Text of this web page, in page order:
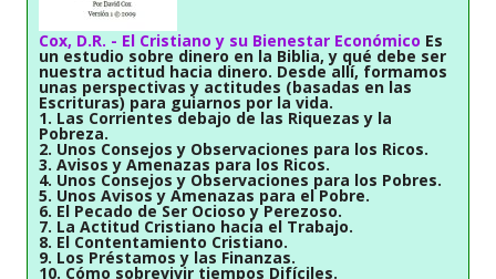
Cox, D.R. - El Cristiano y su Bienestar Económico Es
un estudio sobre dinero en la Biblia, y qué debe ser
nuestra actitud hacia dinero. Desde allí, formamos
unas perspectivas y actitudes (basadas en las
Escrituras) para guiarnos por la vida.
1. Las Corrientes debajo de las Riquezas y la
Pobreza.
2. Unos Consejos y Observaciones para los Ricos.
3. Avisos y Amenazas para los Ricos.
4. Unos Consejos y Observaciones para los Pobres.
5. Unos Avisos y Amenazas para el Pobre.
6. El Pecado de Ser Ocioso y Perezoso.
7. La Actitud Cristiano hacia el Trabajo.
8. El Contentamiento Cristiano.
9. Los Préstamos y las Finanzas.
10. Cómo sobrevivir tiempos Difíciles.